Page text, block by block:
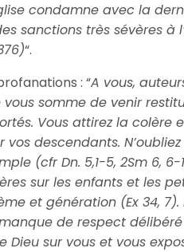
condamne avec la
sanctions très sévères à
“.
: “A vous,
somme de venir
Vous attirez la colère
descendants.
(cfr Dn. 5,1-5, 2Sm 6, 6-
sur les enfants et les
et génération (Ex 34,
de respect
sur vous et vous